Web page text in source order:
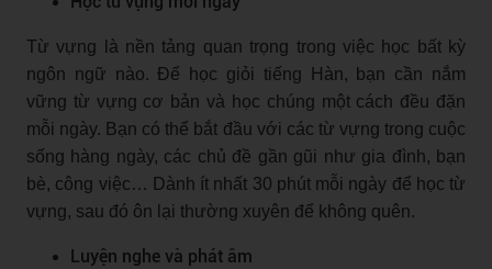
Từ vựng là nền tảng quan trọng trong việc học bất kỳ
ngôn ngữ nào. Để học giỏi tiếng Hàn, bạn cần nắm
vững từ vựng cơ bản và học chúng một cách đều đặn
mỗi ngày. Bạn có thể bắt đầu với các từ vựng trong cuộc
sống hàng ngày, các chủ đề gần gũi như gia đình, bạn
bè, công việc… Dành ít nhất 30 phút mỗi ngày để học từ
vựng, sau đó ôn lại thường xuyên để không quên.
Luyện nghe và phát âm